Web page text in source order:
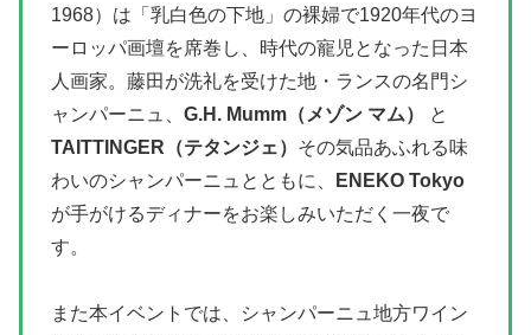
1968）は「乳白色の下地」の裸婦で1920年代のヨ
ーロッパ画壇を席巻し、時代の寵児となった日本
人画家。藤田が洗礼を受けた地・ランスの名門シ
ャンパーニュ、 G.H. Mumm（メゾン マム）
と
TAITTINGER（テタンジェ） その気品あふれる味
わいのシャンパーニュとともに、
ENEKO Tokyo
が手がけるディナーをお楽しみいただく一夜で
す。
また本イベントでは、シャンパーニュ地方ワイン